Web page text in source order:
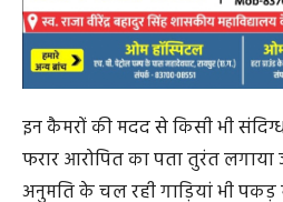
इन कैमरों की मदद से किसी भी
फरार आरोपित का पता तुरंत लगाया
अनुमति के चल रही गाड़ियां भी